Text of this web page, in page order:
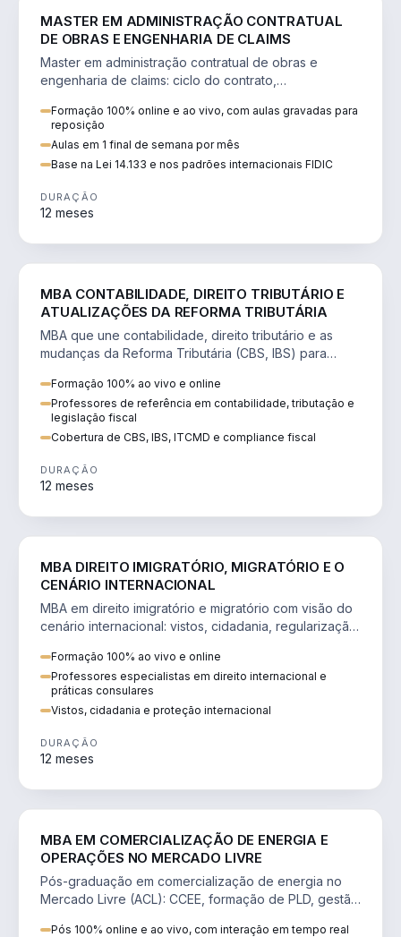
MASTER EM ADMINISTRAÇÃO CONTRATUAL
DE OBRAS E ENGENHARIA DE CLAIMS
Master em administração contratual de obras e
engenharia de claims: ciclo do contrato,
Formação 100% online e ao vivo, com aulas gravadas para
reposição
Aulas em 1 final de semana por mês
Base na Lei 14.133 e nos padrões internacionais FIDIC
DURAÇÃO
12 meses
MBA CONTABILIDADE, DIREITO TRIBUTÁRIO E
ATUALIZAÇÕES DA REFORMA TRIBUTÁRIA
MBA que une contabilidade, direito tributário e as
mudanças da Reforma Tributária (CBS, IBS) para
Formação 100% ao vivo e online
Professores de referência em contabilidade, tributação e
legislação fiscal
Cobertura de CBS, IBS, ITCMD e compliance fiscal
DURAÇÃO
12 meses
MBA DIREITO IMIGRATÓRIO, MIGRATÓRIO E O
CENÁRIO INTERNACIONAL
MBA em direito imigratório e migratório com visão do
cenário internacional: vistos, cidadania, regularização
Formação 100% ao vivo e online
Professores especialistas em direito internacional e
práticas consulares
Vistos, cidadania e proteção internacional
DURAÇÃO
12 meses
MBA EM COMERCIALIZAÇÃO DE ENERGIA E
OPERAÇÕES NO MERCADO LIVRE
Pós-graduação em comercialização de energia no
Mercado Livre (ACL): CCEE, formação de PLD, gestão
Pós 100% online e ao vivo, com interação em tempo real